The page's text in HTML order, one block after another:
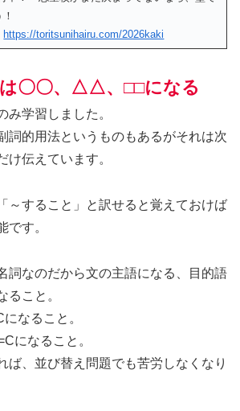
https://toritsunihairu.com/2026kaki
は〇〇、△△、□□になる
み学習しました。
詞的用法というものもあるがそれは次
け伝えています。
～すること」と訳せると覚えておけば
です。
詞なのだから文の主語になる、目的語
ること。
なること。
になること。
ば、並び替え問題でも苦労しなくなり